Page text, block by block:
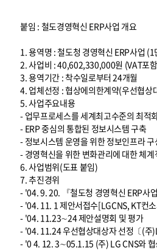
붙임 : 철도경영혁신 ERP사업 개요
1. 용역명 : 철도청 경영혁신 ERP사업 (1
2. 사업비 : 40,602,330,000원 (VAT포
3. 용역기간 : 착수일로부터 24개월
4. 업체선정 : 협상에의한계약(우선협상
5. 사업주요내용
- 업무프로세스를 세계최고수준의 최적
- ERP 중심의 통합된 정보시스템 구축
- 정보시스템 운영을 위한 정보인프라
- 경영혁신을 위한 변화관리에 대한 체
6. 사업범위(도표 붙임)
7. 추진경위
- '04. 9. 20. 『철도청 경영혁신 ERP사
- '04. 11. 1 제안서접수[LGCNS, KT컨
- '04. 11.23∼24 제안설명회 및 평가
- '04. 11.24 우선협상대상자 선정〔(주
- '0 4. 12. 3∼05.1.15 (주) LG CNS와